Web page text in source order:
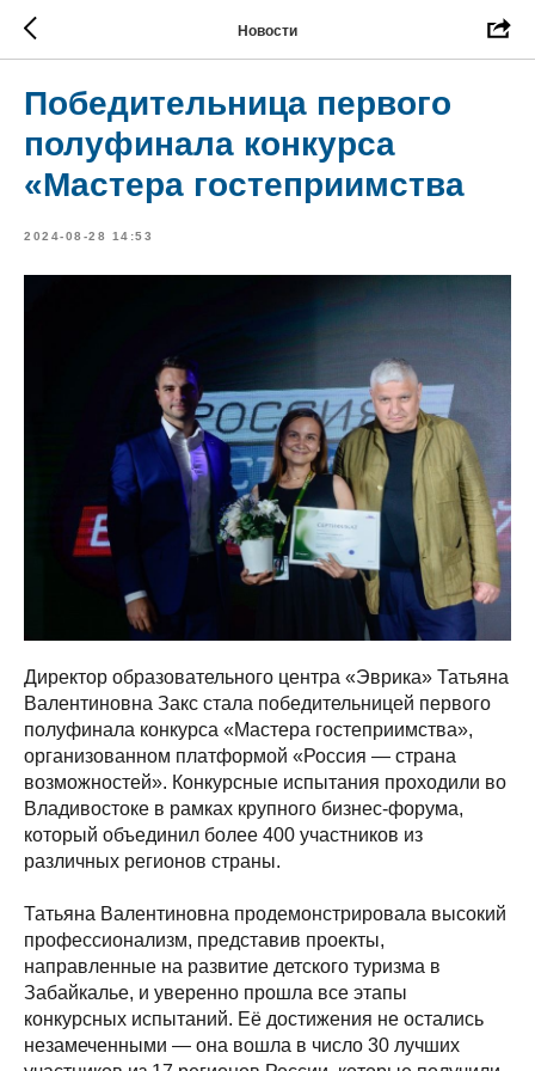
Новости
Победительница первого
полуфинала конкурса
«Мастера гостеприимства
2024-08-28 14:53
Директор образовательного центра «Эврика» Татьяна
Валентиновна Закс стала победительницей первого
полуфинала конкурса «Мастера гостеприимства»,
организованном платформой «Россия — страна
возможностей». Конкурсные испытания проходили во
Владивостоке в рамках крупного бизнес-форума,
который объединил более 400 участников из
различных регионов страны.
Татьяна Валентиновна продемонстрировала высокий
профессионализм, представив проекты,
направленные на развитие детского туризма в
Забайкалье, и уверенно прошла все этапы
конкурсных испытаний. Её достижения не остались
незамеченными — она вошла в число 30 лучших